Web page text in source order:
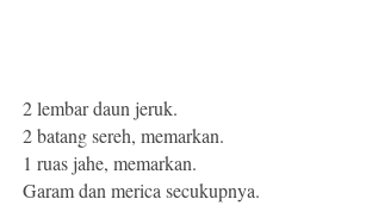
2 lembar daun jeruk.
2 batang sereh, memarkan.
1 ruas jahe, memarkan.
Garam dan merica secukupnya.